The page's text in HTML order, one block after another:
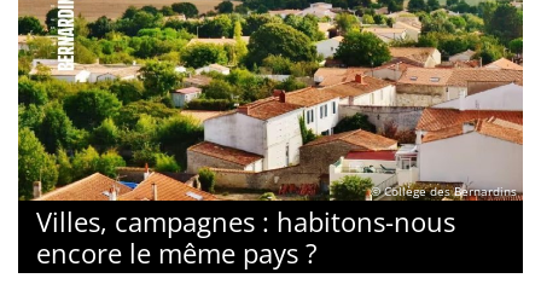
© Collège des Bernardins
Villes, campagnes : habitons-nous
encore le même pays ?